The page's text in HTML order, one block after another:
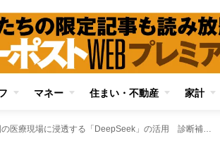
マネー 住まい・不動産 家計
中国の医療現場に浸透する「DeepSeek」の活用 診断補助、データベース整備、医薬品の物流自動化…レベルアップする“AI医療システム”の最前線